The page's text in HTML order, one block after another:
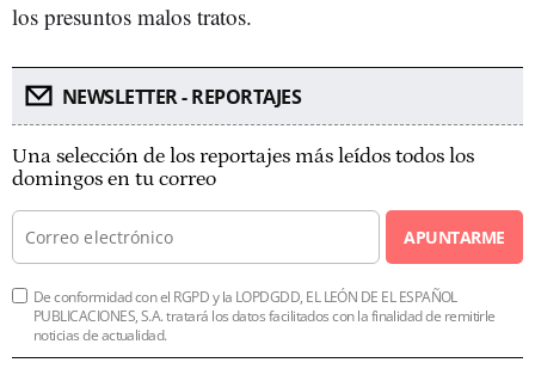
los presuntos malos tratos.
NEWSLETTER - REPORTAJES
Una selección de los reportajes más leídos todos los
domingos en tu correo
APUNTARME
De conformidad con el RGPD y la LOPDGDD, EL LEÓN DE EL ESPAÑOL
PUBLICACIONES, S.A. tratará los datos facilitados con la finalidad de remitirle
noticias de actualidad.